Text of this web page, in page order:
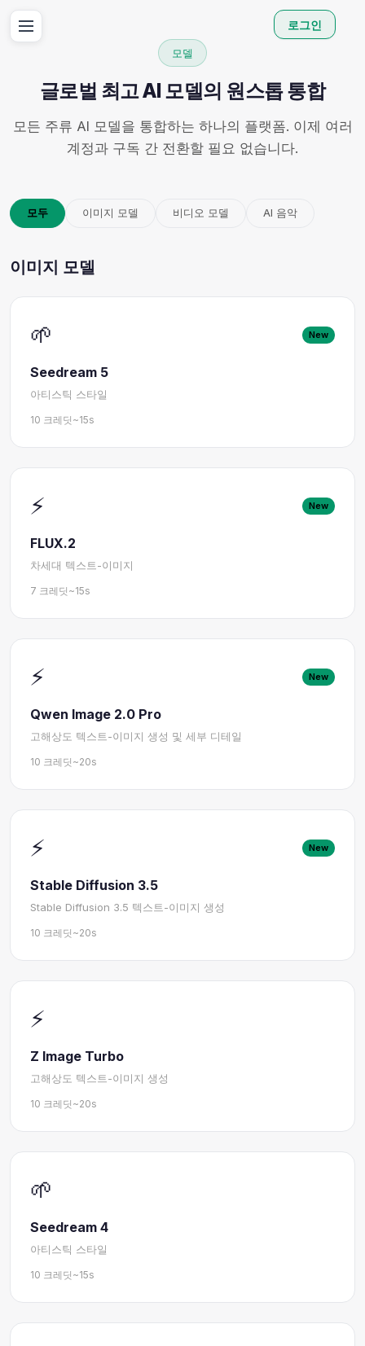
모델
글로벌 최고 AI 모델의 원스톱 통합
모든 주류 AI 모델을 통합하는 하나의 플랫폼. 이제 여러
계정과 구독 간 전환할 필요 없습니다.
모두 이미지 모델 비디오 모델 AI 음악
이미지 모델
🌱 New
Seedream 5
아티스틱 스타일
10 크레딧 ~15s
⚡ New
FLUX.2
차세대 텍스트-이미지
7 크레딧 ~15s
⚡ New
Qwen Image 2.0 Pro
고해상도 텍스트-이미지 생성 및 세부 디테일
10 크레딧 ~20s
⚡ New
Stable Diffusion 3.5
Stable Diffusion 3.5 텍스트-이미지 생성
10 크레딧 ~20s
⚡
Z Image Turbo
고해상도 텍스트-이미지 생성
10 크레딧 ~20s
🌱
Seedream 4
아티스틱 스타일
10 크레딧 ~15s
로그인